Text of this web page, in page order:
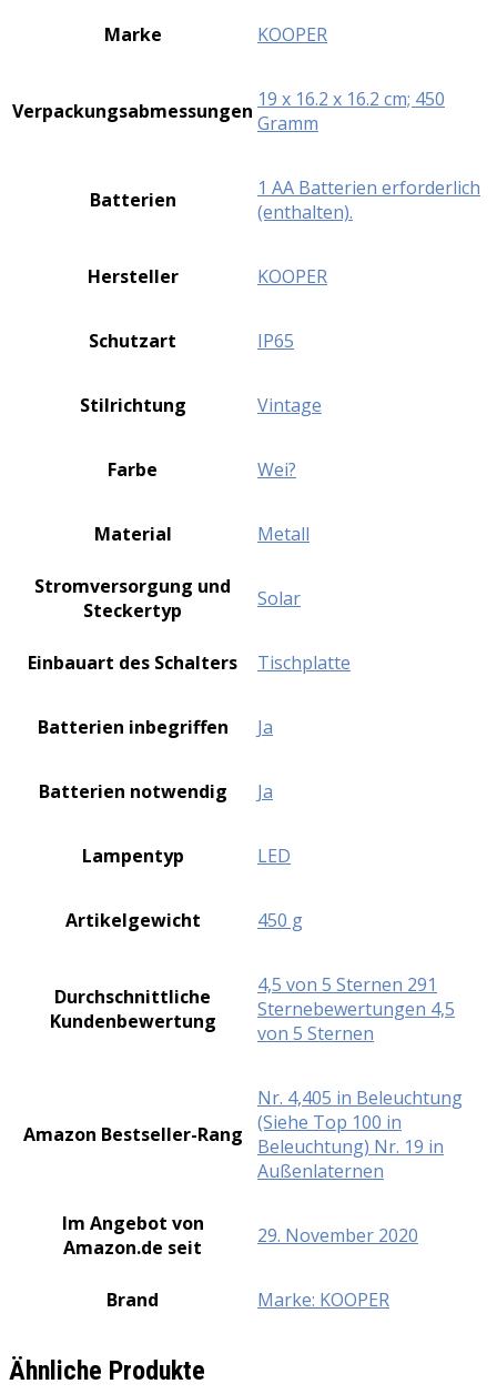
Marke ‎KOOPER
Verpackungsabmessungen ‎19 x 16.2 x 16.2 cm; 450
Gramm
Batterien
‎1 AA Batterien erforderlich
(enthalten).
Hersteller ‎KOOPER
Schutzart ‎IP65
Stilrichtung ‎Vintage
Farbe ‎Wei?
Material ‎Metall
Stromversorgung und
Steckertyp
‎Solar
Einbauart des Schalters ‎Tischplatte
Batterien inbegriffen ‎Ja
Batterien notwendig ‎Ja
Lampentyp ‎LED
Artikelgewicht ‎450 g
Durchschnittliche
Kundenbewertung
4,5 von 5 Sternen 291
Sternebewertungen 4,5
von 5 Sternen
Amazon Bestseller-Rang
Nr. 4,405 in Beleuchtung
(Siehe Top 100 in
Beleuchtung) Nr. 19 in
Außenlaternen
Im Angebot von
Amazon.de seit
29. November 2020
Brand Marke: KOOPER
Ähnliche Produkte